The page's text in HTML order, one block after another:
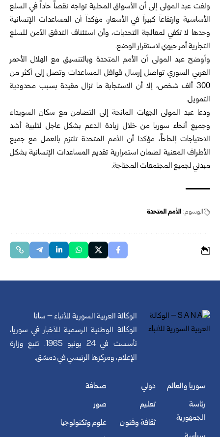
ولفت عبد المولى إلى أن الأسواق المحلية تواجه نقصاً حاداً في السلع
الأساسية وارتفاعاً كبيراً في الأسعار، مؤكداً أن المساعدات الإنسانية
وحدها لا تكفي لمعالجة التحديات، وأن استئناف التدفق الآمن للسلع
التجارية أمر حيوي لاستقرار الوضع.
وأوضح عبد المولى أن الأمم المتحدة وبالتنسيق مع الهلال الأحمر
العربي السوري تواصل إرسال قوافل المساعدات وتصل إلى أكثر من
300 ألف شخص، إلا أن الاستجابة ما تزال مقيدة بسبب محدودية
التمويل.
ودعا عبد المولى الجهات المانحة إلى التضامن مع سكان السويداء
وجميع أنحاء سوريا من خلال زيادة الدعم بشكل عاجل لتلبية أشد
الاحتياجات إلحاحاً، مؤكدا أن الأمم المتحدة تلتزم بالعمل مع جميع
الأطراف المعنية لضمان استمرارية تقديم المساعدات الإنسانية بشكل
مبدئي لجميع المجتمعات المحتاجة.
الوسوم: الأمم المتحدة
الوكالة العربية السورية للأنباء – سانا
الوكالة الوطنية الرسمية للأخبار في سوريا،
تأسست في 24 يونيو 1965. تتبع وزارة
الإعلام، ومركزها الرئيسي في دمشق.
سوريا والعالم
رئاسة
الجمهورية
دولي
تعليم
ثقافة وفنون
صحافة
صور
علوم وتكنولوجيا